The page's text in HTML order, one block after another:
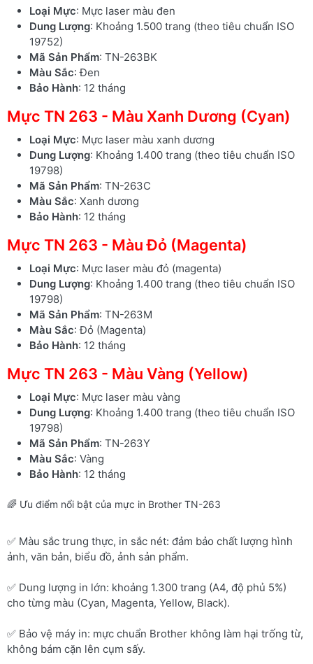
Loại Mực: Mực laser màu đen
Dung Lượng: Khoảng 1.500 trang (theo tiêu chuẩn ISO
19752)
Mã Sản Phẩm: TN-263BK
Màu Sắc: Đen
Bảo Hành: 12 tháng
Mực TN 263 - Màu Xanh Dương (Cyan)
Loại Mực: Mực laser màu xanh dương
Dung Lượng: Khoảng 1.400 trang (theo tiêu chuẩn ISO
19798)
Mã Sản Phẩm: TN-263C
Màu Sắc: Xanh dương
Bảo Hành: 12 tháng
Mực TN 263 - Màu Đỏ (Magenta)
Loại Mực: Mực laser màu đỏ (magenta)
Dung Lượng: Khoảng 1.400 trang (theo tiêu chuẩn ISO
19798)
Mã Sản Phẩm: TN-263M
Màu Sắc: Đỏ (Magenta)
Bảo Hành: 12 tháng
Mực TN 263 - Màu Vàng (Yellow)
Loại Mực: Mực laser màu vàng
Dung Lượng: Khoảng 1.400 trang (theo tiêu chuẩn ISO
19798)
Mã Sản Phẩm: TN-263Y
Màu Sắc: Vàng
Bảo Hành: 12 tháng
🌈 Ưu điểm nổi bật của mực in Brother TN-263
✅ Màu sắc trung thực, in sắc nét: đảm bảo chất lượng hình
ảnh, văn bản, biểu đồ, ảnh sản phẩm.
✅ Dung lượng in lớn: khoảng 1.300 trang (A4, độ phủ 5%)
cho từng màu (Cyan, Magenta, Yellow, Black).
✅ Bảo vệ máy in: mực chuẩn Brother không làm hại trống từ,
không bám cặn lên cụm sấy.